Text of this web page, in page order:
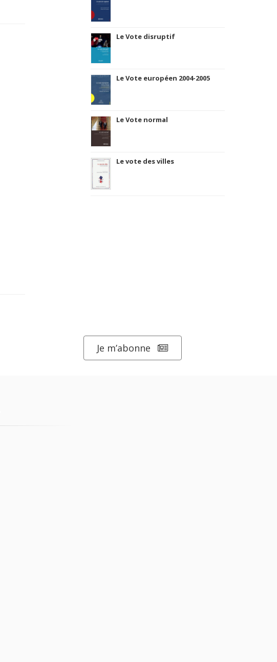
Le Vote disruptif
Le Vote européen 2004-2005
Le Vote normal
Le vote des villes
Je m’abonne